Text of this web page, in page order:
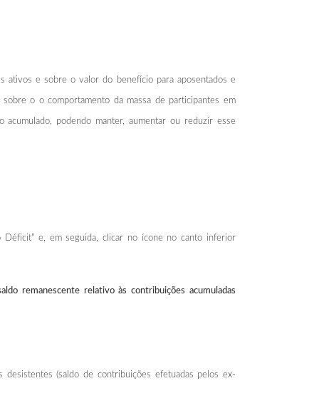
e sobre o valor do benefício para aposentados e
o o comportamento da massa de participantes em
podendo manter, aumentar ou reduzir esse
Déficit” e, em seguida, clicar no ícone no canto inferior
remanescente relativo às contribuições acumuladas
(saldo de contribuições efetuadas pelos ex-